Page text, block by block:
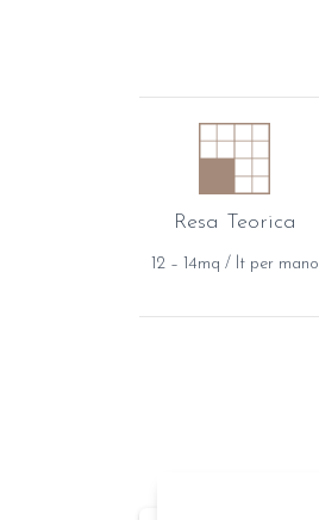
Resa Teorica
12 – 14mq / lt per mano